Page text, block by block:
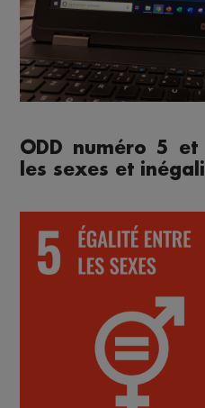
ODD numéro 5
les sexes et